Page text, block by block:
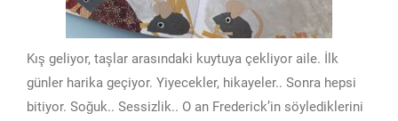
Kış geliyor, taşlar arasındaki kuytuya çekliyor aile. İlk
günler harika geçiyor. Yiyecekler, hikayeler.. Sonra hepsi
bitiyor. Soğuk.. Sessizlik.. O an Frederick’in söylediklerini